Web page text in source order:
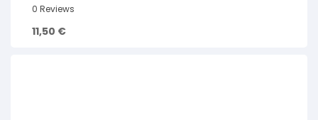
0 Reviews
11,50 €